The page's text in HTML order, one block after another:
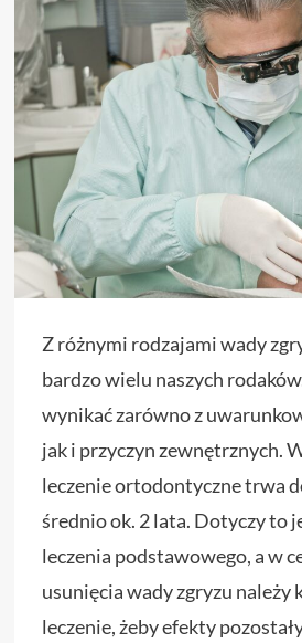
Z różnymi rodzajami wady
bardzo wielu naszych
wynikać zarówno z
jak i przyczyn zewnętrznych.
leczenie ortodontyczne trwa
średnio ok. 2 lata. Dotyczy to
leczenia podstawowego, a w
usunięcia wady zgryzu należy
leczenie, żeby efekty